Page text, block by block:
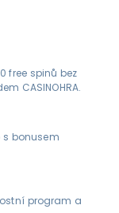
free spinů bez
CASINOHRA.
s bonusem
program a